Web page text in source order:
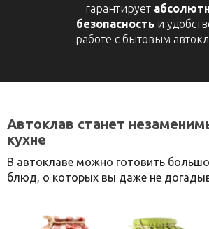
гарантирует
безопасностьи
работе с бытовым
Автоклав станет
кухне
В автоклаве можно готовить
блюд, о которых вы даже не